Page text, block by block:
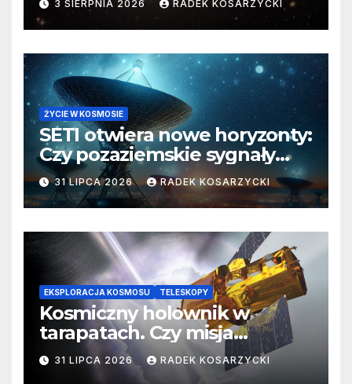
3 SIERPNIA 2026 RADEK KOSARZYCKI
ŻYCIE W KOSMOSIE
SETI otwiera nowe horyzonty:
Czy pozaziemskie sygnały
czekają w nieoczekiwanych
miejscach?
31 LIPCA 2026 RADEK KOSARZYCKI
EKSPLORACJA KOSMOSU TELESKOPY
Kosmiczny holownik w
tarapatach. Czy misja
ratowania Teleskopu Swift
jest zagrożona?
31 LIPCA 2026 RADEK KOSARZYCKI